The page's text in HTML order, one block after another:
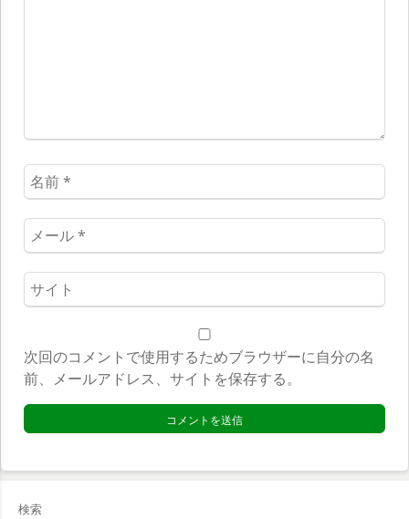
名
前
*
メ
ー
ル
*
ウ
ェ
サ
イ
ト
*
次回のコメントで使用するためブラウザーに自分の名
前、メールアドレス、サイトを保存する。
検索